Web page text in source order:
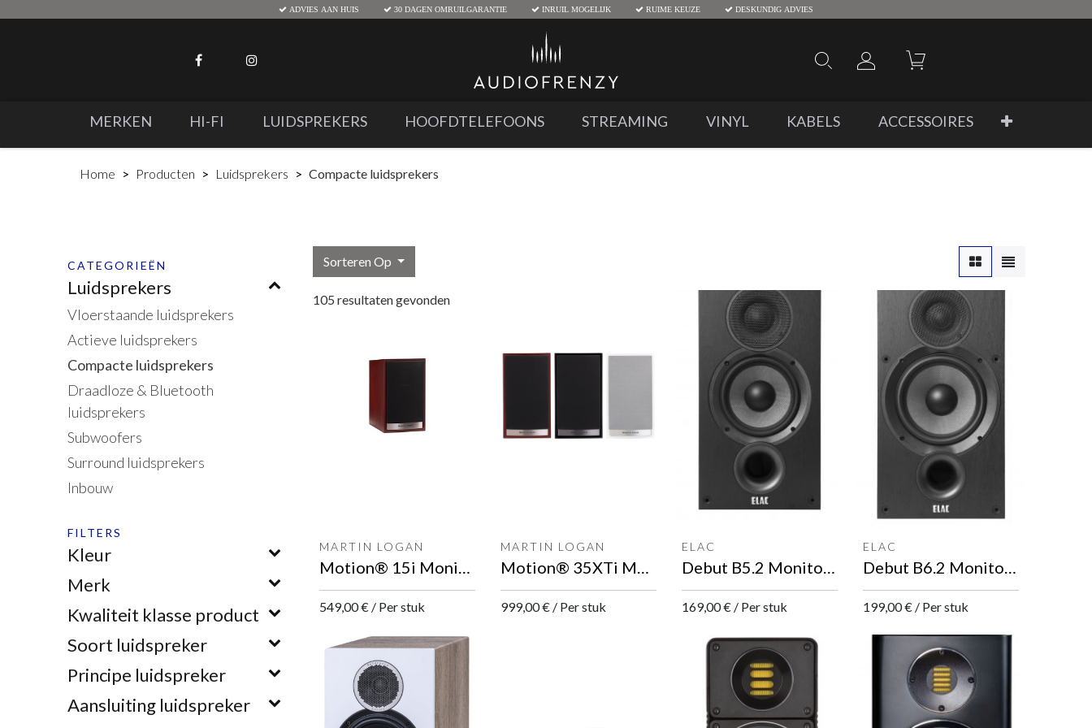
ADVIES AAN HUIS 30 DAGEN OMRUILGARANTIE INRUIL MOGELIJK RUIME KEUZE DESKUNDIG ADVIES
MERKEN HI-FI LUIDSPREKERS HOOFDTELEFOONS STREAMING VINYL KABELS ACCESSOIRES
Home Producten Luidsprekers Compacte luidsprekers
CATEGORIEËN
Luidsprekers
Vloerstaande luidsprekers
Actieve luidsprekers
Compacte luidsprekers
Draadloze & Bluetooth
luidsprekers
Subwoofers
Surround luidsprekers
Inbouw
FILTERS
Kleur
Merk
Kwaliteit klasse product
Soort luidspreker
Principe luidspreker
Aansluiting luidspreker
Sorteren Op
105 resultaten gevonden
MARTIN LOGAN
Motion® 15i Monitor luidspreker
549,00€ / Per stuk
MARTIN LOGAN
Motion® 35XTi Monitor luidspreker
999,00€ / Per stuk
ELAC
Debut B5.2 Monitor luidspreker
169,00€ / Per stuk
ELAC
Debut B6.2 Monitor luidspreker
199,00€ / Per stuk